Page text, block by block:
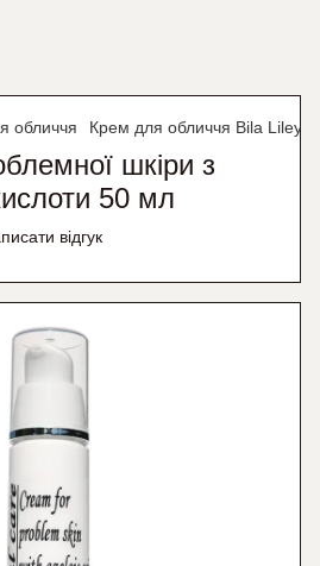
обличчя Крем для обличчя Bila Lileya
шкіри з
50 мл
відгук